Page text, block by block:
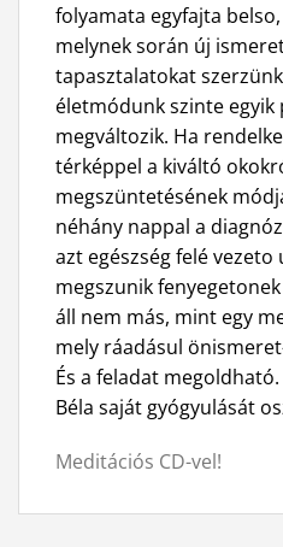
folyamata egyfajta
melynek során új
tapasztalatokat
életmódunk szinte
megváltozik. Ha
térképpel a kiváltó
megszüntetésének
néhány nappal a
azt egészség felé vezeto
megszunik
áll nem más, mint egy
mely ráadásul
És a feladat
Béla saját gyógyulását
Meditációs CD-vel!